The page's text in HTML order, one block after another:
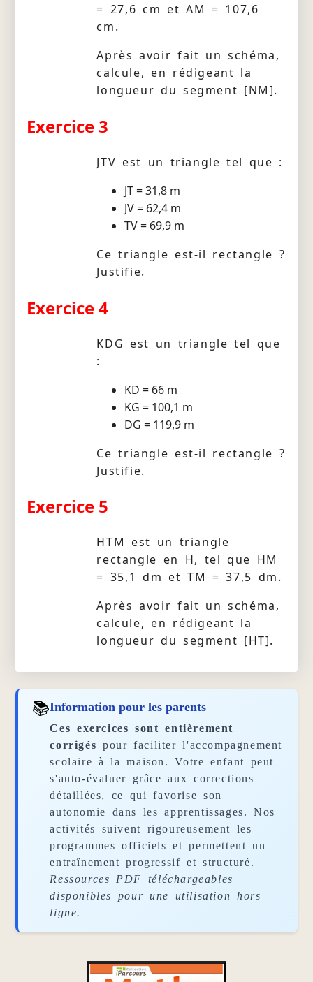
= 27,6 cm et AM = 107,6
cm.
Après avoir fait un schéma,
calcule, en rédigeant la
longueur du segment [NM].
Exercice 3
JTV est un triangle tel que :
JT = 31,8 m
JV = 62,4 m
TV = 69,9 m
Ce triangle est-il rectangle ?
Justifie.
Exercice 4
KDG est un triangle tel que
:
KD = 66 m
KG = 100,1 m
DG = 119,9 m
Ce triangle est-il rectangle ?
Justifie.
Exercice 5
HTM est un triangle
rectangle en H, tel que HM
= 35,1 dm et TM = 37,5 dm.
Après avoir fait un schéma,
calcule, en rédigeant la
longueur du segment [HT].
📚Information pour les parents
Ces exercices sont entièrement
corrigés pour faciliter l'accompagnement
scolaire à la maison. Votre enfant peut
s'auto-évaluer grâce aux corrections
détaillées, ce qui favorise son
autonomie dans les apprentissages. Nos
activités suivent rigoureusement les
programmes officiels et permettent un
entraînement progressif et structuré.
Ressources PDF téléchargeables
disponibles pour une utilisation hors
ligne.